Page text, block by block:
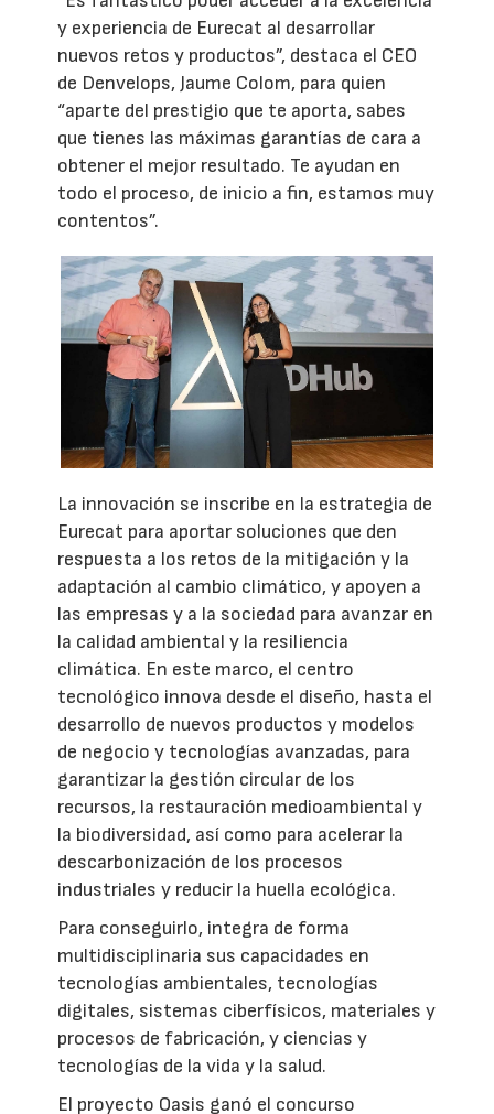
y experiencia de Eurecat al desarrollar
nuevos retos y productos”, destaca el CEO
de Denvelops, Jaume Colom, para quien
“aparte del prestigio que te aporta, sabes
que tienes las máximas garantías de cara a
obtener el mejor resultado. Te ayudan en
todo el proceso, de inicio a fin, estamos muy
contentos”.
La innovación se inscribe en la estrategia de
Eurecat para aportar soluciones que den
respuesta a los retos de la mitigación y la
adaptación al cambio climático, y apoyen a
las empresas y a la sociedad para avanzar en
la calidad ambiental y la resiliencia
climática. En este marco, el centro
tecnológico innova desde el diseño, hasta el
desarrollo de nuevos productos y modelos
de negocio y tecnologías avanzadas, para
garantizar la gestión circular de los
recursos, la restauración medioambiental y
la biodiversidad, así como para acelerar la
descarbonización de los procesos
industriales y reducir la huella ecológica.
Para conseguirlo, integra de forma
multidisciplinaria sus capacidades en
tecnologías ambientales, tecnologías
digitales, sistemas ciberfísicos, materiales y
procesos de fabricación, y ciencias y
tecnologías de la vida y la salud.
El proyecto Oasis ganó el concurso